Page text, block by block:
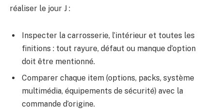
réaliser le jour J :
Inspecter la carrosserie, l’intérieur et toutes les
finitions : tout rayure, défaut ou manque d’option
doit être mentionné.
Comparer chaque item (options, packs, système
multimédia, équipements de sécurité) avec la
commande d’origine.